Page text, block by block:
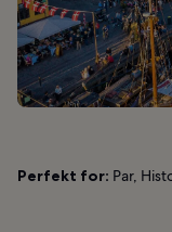
Perfekt for: Par,